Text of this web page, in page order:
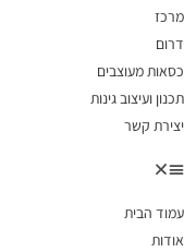
מרכז
דרום
כסאות מעוצבים
תכנון ועיצוב גינות
יצירת קשר
עמוד הבית
אודות